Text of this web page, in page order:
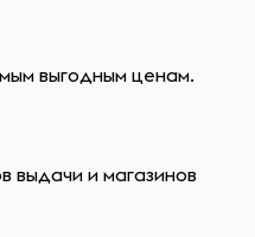
выгодным ценам.
выдачи и магазинов